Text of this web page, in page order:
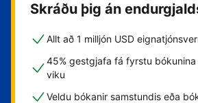
Skráðu þig án
Allt að 1 milljón USD
45% gestgjafa fá fyrstu bókunina
viku
Veldu bókanir samstundis eða